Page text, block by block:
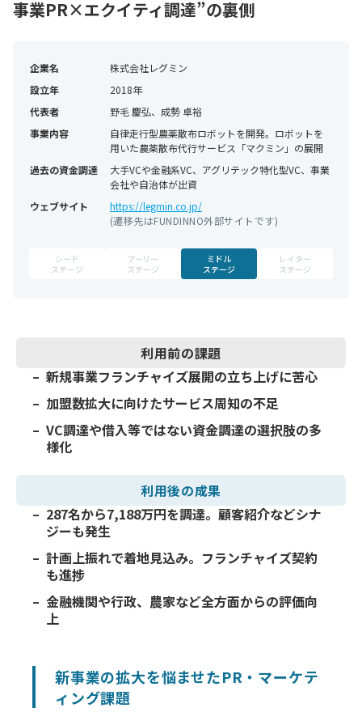
事業PR×エクイティ調達”の裏側
企業名
株式会社レグミン
設立年
2018年
代表者
野毛 慶弘、成勢 卓裕
事業内容
自律走行型農薬散布ロボットを開発。ロボットを
用いた農薬散布代行サービス「マクミン」の展開
過去の資金調達
大手VCや金融系VC、アグリテック特化型VC、事業
会社や自治体が出資
ウェブサイト
https://legmin.co.jp/
(遷移先はFUNDINNO外部サイトです)
シード
ステージ
アーリー
ステージ
ミドル
ステージ
レイター
ステージ
利用前の課題
新規事業フランチャイズ展開の立ち上げに苦心
加盟数拡大に向けたサービス周知の不足
VC調達や借入等ではない資金調達の選択肢の多
様化
利用後の成果
287名から7,188万円を調達。顧客紹介などシナ
ジーも発生
計画上振れで着地見込み。フランチャイズ契約
も進捗
金融機関や行政、農家など全方面からの評価向
上
新事業の拡大を悩ませたPR・マーケテ
ィング課題